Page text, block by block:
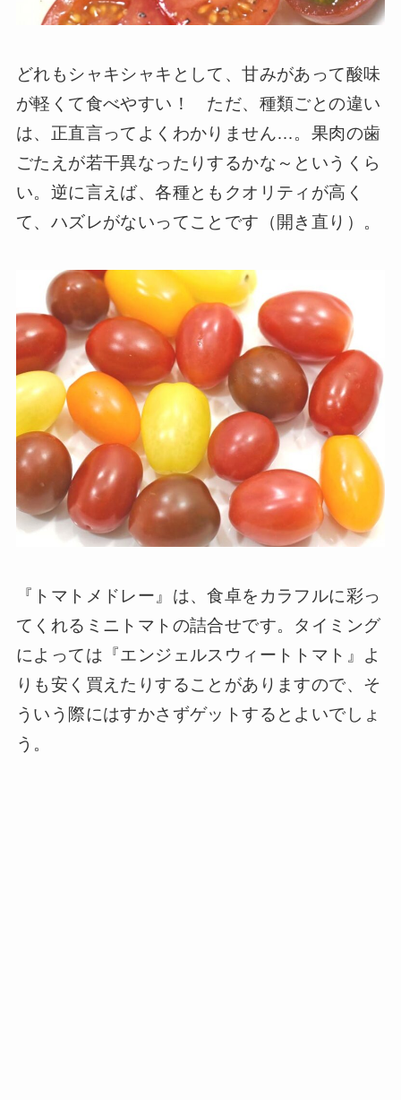
どれもシャキシャキとして、甘みがあって酸味
が軽くて食べやすい！ ただ、種類ごとの違い
は、正直言ってよくわかりません…。果肉の歯
ごたえが若干異なったりするかな～というくら
い。逆に言えば、各種ともクオリティが高く
て、ハズレがないってことです（開き直り）。
『トマトメドレー』は、食卓をカラフルに彩っ
てくれるミニトマトの詰合せです。タイミング
によっては『エンジェルスウィートトマト』よ
りも安く買えたりすることがありますので、そ
ういう際にはすかさずゲットするとよいでしょ
う。